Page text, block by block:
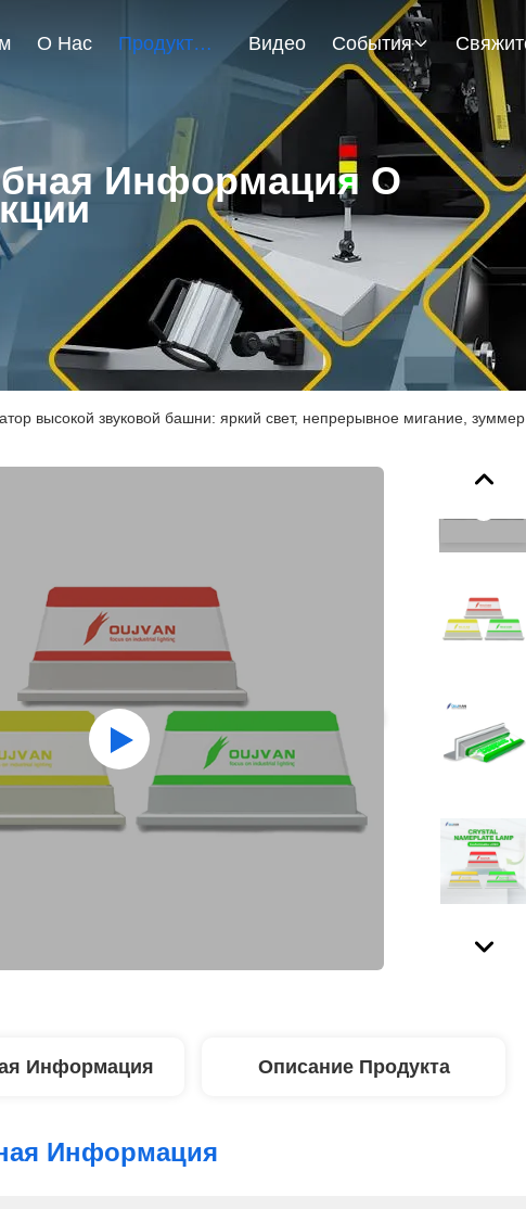
О Нас Продукты Видео События
Информация О
высокой звуковой башни: яркий свет, непрерывное мигание, зуммер
Информация Описание Продукта
Информация